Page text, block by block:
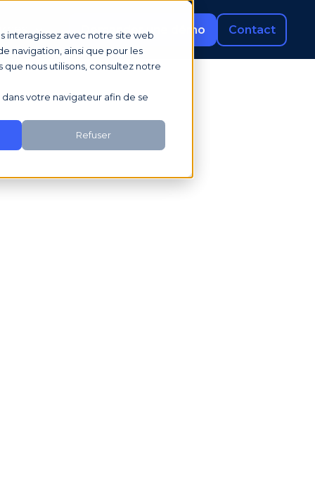
interagissez avec notre site web
navigation, ainsi que pour les
que nous utilisons, consultez notre
votre navigateur afin de se
Refuser
Demander une démo Contact